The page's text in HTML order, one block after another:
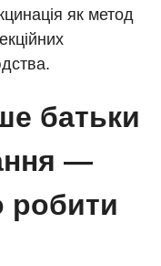
як метод
батьки
—
робити